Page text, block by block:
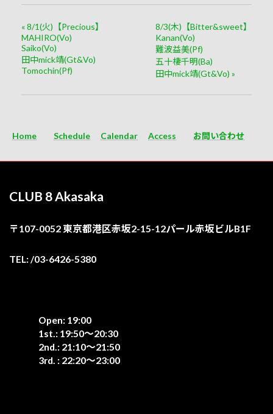
«8/1(火)【Precious】
MAHIRO(Vo)
Saiko(Vo)
田中mick靖(Gt&Vo)
Tomochin(Pf)
8/3(木)【Bitter&sweet】
Kanan(Vo)
難波益美(Pf)
五十棲千明(Ba)
田中mick靖(Gt&Vo) »
Home Schedule Calendar Access お問い合わせ
CLUB 8 Akasaka
〒107-0052 東京都港区赤坂2-15-12パール赤坂ビルB1F
TEL: /03-6426-5380
Open: 19:00
1st.: 19:50〜20:30
2nd.: 21:10〜21:50
3rd. : 22:20〜23:00